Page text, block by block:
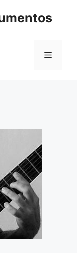
Menú